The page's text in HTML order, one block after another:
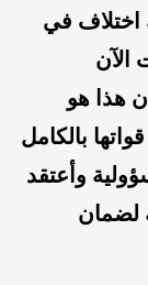
اختلاف في
الآن
هذا هو
بالكامل
وأعتقد
لضمان